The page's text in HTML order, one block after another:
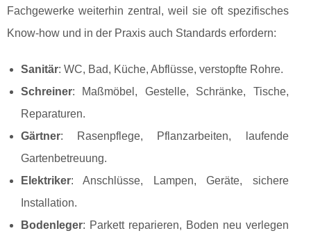
Fachgewerke weiterhin zentral, weil sie oft spezifisches
Know-how und in der Praxis auch Standards erfordern:
Sanitär: WC, Bad, Küche, Abflüsse, verstopfte Rohre.
Schreiner: Maßmöbel, Gestelle, Schränke, Tische,
Reparaturen.
Gärtner: Rasenpflege, Pflanzarbeiten, laufende
Gartenbetreuung.
Elektriker: Anschlüsse, Lampen, Geräte, sichere
Installation.
Bodenleger: Parkett reparieren, Boden neu verlegen